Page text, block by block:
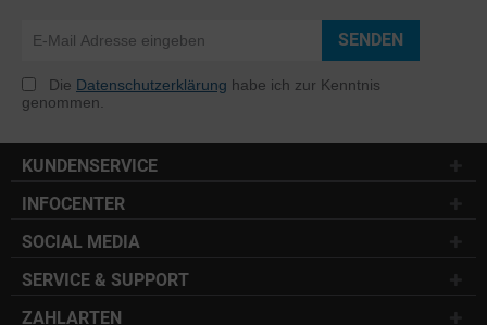
SENDEN
Die Datenschutzerklärung habe ich zur Kenntnis
genommen.
KUNDENSERVICE
INFOCENTER
SOCIAL MEDIA
SERVICE & SUPPORT
ZAHLARTEN